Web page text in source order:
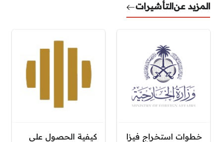
المزيد عنالتأشيرات
خطوات استخراج فيزا
كيفية الحصول على